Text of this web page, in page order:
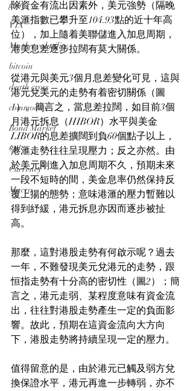
gold
VIX
Market volatility
bitcoin
death cross
commodity
Bond Market
Oil
Currency
Macro
除資金有流出因素外，美元強勢（隔晚
美滙指數已攀升至104.93點的近十年高
位），加上隨着美聯儲進入加息周期，
港美息差逐步拉闊有莫大關係。
從港元與美元3個月息差變化可見，這與
港元兌美元的走勢有着密切關係（圖
1）。簡言之，當息差拉闊，如目前3個
月港元拆息（HIBOR）水平與美金
LIBOR的息差擴闊到負60個點子以上，
港滙走勢往往呈現壓力；反之亦然。由
於美元剛進入加息周期不久，預期未來
一段不短時的間，美金息率仍然保持反
覆上揚的態勢；意味港滙的壓力暫難以
得到紓緩，港元拆息亦因而逐步被扯
高。
那麼，這對港股走勢有何啟示呢？過去
一年，不難發現美元兌港元的走勢，跟
恒指走勢有十分高的密切性（圖2）；簡
言之，港元走弱、某程度意味有資金流
出，往往對港股走勢產生一定的負面影
響。故此，預期在這資金流向大方向
下，港股走勢將持續呈現一定的壓力。
值得留意的是，由於港元已觸及弱方兌
換保證水平，港元再進一步轉弱，亦不